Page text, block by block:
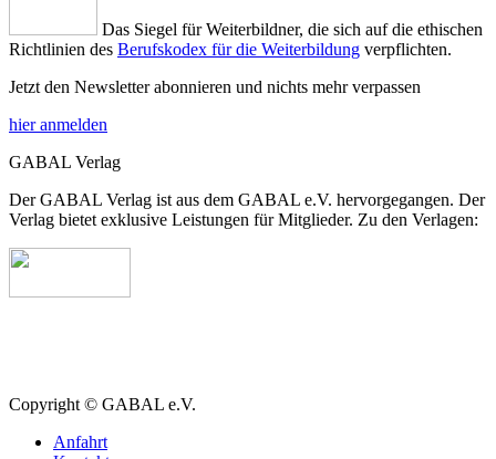
Das Siegel für Weiterbildner, die sich auf die ethischen
Richtlinien des Berufskodex für die Weiterbildung verpflichten.
Jetzt den Newsletter abonnieren und nichts mehr verpassen
hier anmelden
GABAL Verlag
Der GABAL Verlag ist aus dem GABAL e.V. hervorgegangen. Der
Verlag bietet exklusive Leistungen für Mitglieder. Zu den Verlagen:
Copyright © GABAL e.V.
Anfahrt